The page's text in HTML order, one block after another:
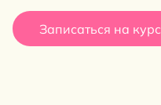
Записаться на курс